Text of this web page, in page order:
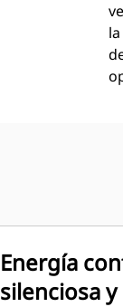
Energía
silenciosa